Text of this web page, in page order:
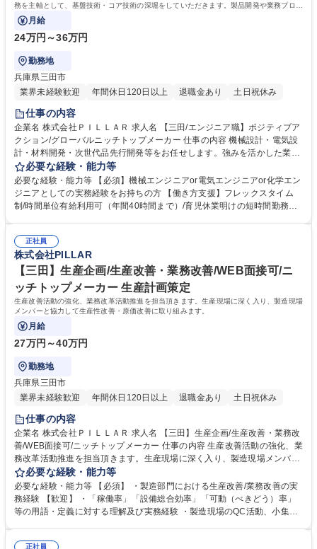
務を主軸として、基盤技術・コア技術の深堀をしていただきます。製品開発や業務プロセ
スの変革の一部を担ってもらいます。
月給
24万円～36万円
勤務地
兵庫県三田市
業界未経験歓迎
年間休日120日以上 退職金あり 土日祝休み
仕事の内容
企業名 株式会社ＰＩＬＬＡＲ 求人名 【三田/エンジニア職】ポジティブア
クション/グローバルニッチトップメーカー 仕事の内容 機械設計・電気設
計・材料開発・次世代品先行開発等をお任せします。強みを活かした業務
を主軸として、基盤技術・コア技術の深堀をしていただきます。製品開発
や業務プロセスの変革の一部を担ってもらいます。 ■取扱い製品(メカニカ
ルシール・グランドパッキン・ガスケット・樹脂継手・ポンプ・すべり支
承等)に関する設計開発■企画・設計からはじまり、製図・性能評価試験、
やコストダウン推進■新市場参入へ向けた技術展開(EV・水素関連市場向け
の材料研究や製品開発等) 募集職種 【三田/エンジニア職】ポジティブアク
ション/グローバルニッチトップメーカー
必要な経験・能力等
必要な経験・能力等 【必須】機械エンジニアor電気エンジニアor化学エン
ジニアとしての実務経験をお持ちの方 【働き方支援】フレックスタイム
制/時間単位有給利用可（年間40時間まで）/育児休業明けの短時間勤務制
休ストック制度（通常の有給休暇とは別に、特定の理由により長期休暇が
必要な場合に備えて、有給休暇を積み立てておく制度）/年次有給休暇を入
社初日から支給 学歴・資格 学歴：大学院 大学 高専 語学力： 資格：
正社員
株式会社PILLAR
【三田】生産企画/生産改善・業務改善/WEB面接可/ニ
ッチトップメーカー 生産計画策定
生産改善活動の強化、業務改革活動推進を担当頂きます。生産現場に深く入り、製造現場
メンバーと協力して生産性改善・原価改善に取り組みます。
月給
27万円～40万円
勤務地
兵庫県三田市
業界未経験歓迎
年間休日120日以上 退職金あり 土日祝休み
仕事の内容
企業名 株式会社ＰＩＬＬＡＲ 求人名 【三田】生産企画/生産改善・業務改
善/WEB面接可/ニッチトップメーカー 仕事の内容 生産改善活動の強化、業
務改革活動推進を担当頂きます。生産現場に深く入り、製造現場メンバー
と協力して生産性改善・原価改善に取り組みます。 ・生産改善活動の進行
管理、経営目標との整合検証～策定 ・三田工場・福知山工場の活動状況を
総括する「改革推進会議」「成果報告会」の事務局 （各職場の活動進行管
理と 成果報告及び目標達成度の可視化・具体化を支援） ・グループ会社
必要な経験・能力等
必要な経験・能力等 【必須】 ・製造部門における生産改善/業務改善の実
務経験 【歓迎】 ・「稼働率」「設備総合効率」「可動（べきどう）率」
等の用語・定義に対する理解及び実務経験 ・製造現場のQC活動、小集団
正社員